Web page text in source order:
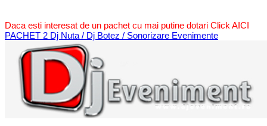
Daca esti interesat de un pachet cu mai putine dotari Click AICI
PACHET 2 Dj Nuta / Dj Botez / Sonorizare Evenimente